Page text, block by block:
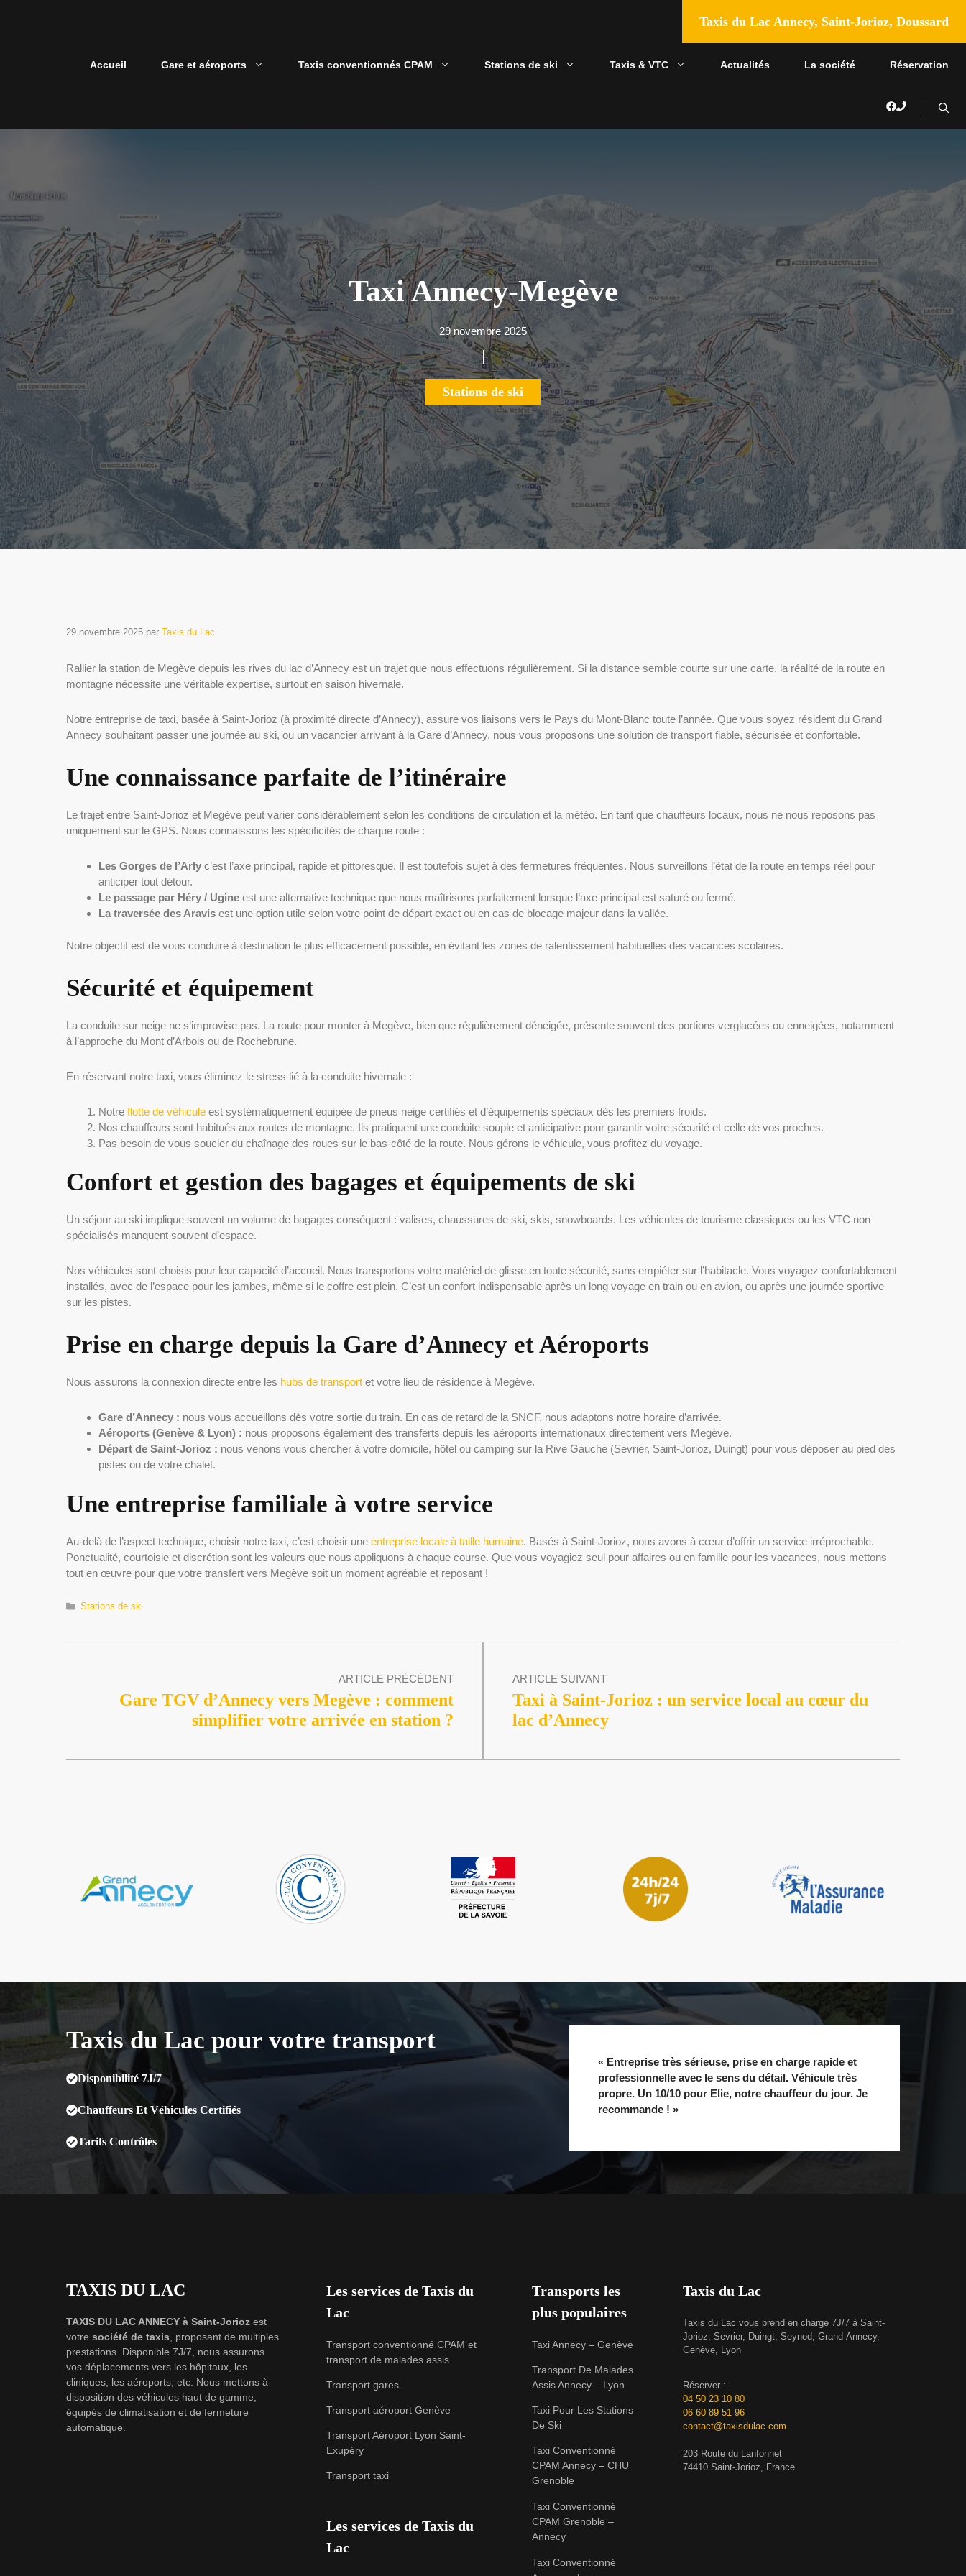
Taxis du Lac Annecy, Saint-Jorioz, Doussard
Accueil Gare et aéroports Taxis conventionnés CPAM Stations de ski Taxis & VTC Actualités La société Réservation
Taxi Annecy-Megève
29 novembre 2025
Stations de ski
29 novembre 2025 par Taxis du Lac
Rallier la station de Megève depuis les rives du lac d’Annecy est un trajet que nous effectuons régulièrement. Si la distance semble courte sur une carte, la réalité de la route en
montagne nécessite une véritable expertise, surtout en saison hivernale.
Notre entreprise de taxi, basée à Saint-Jorioz (à proximité directe d’Annecy), assure vos liaisons vers le Pays du Mont-Blanc toute l’année. Que vous soyez résident du Grand
Annecy souhaitant passer une journée au ski, ou un vacancier arrivant à la Gare d’Annecy, nous vous proposons une solution de transport fiable, sécurisée et confortable.
Une connaissance parfaite de l’itinéraire
Le trajet entre Saint-Jorioz et Megève peut varier considérablement selon les conditions de circulation et la météo. En tant que chauffeurs locaux, nous ne nous reposons pas
uniquement sur le GPS. Nous connaissons les spécificités de chaque route :
Les Gorges de l’Arly c’est l’axe principal, rapide et pittoresque. Il est toutefois sujet à des fermetures fréquentes. Nous surveillons l’état de la route en temps réel pour
anticiper tout détour.
Le passage par Héry / Ugine est une alternative technique que nous maîtrisons parfaitement lorsque l’axe principal est saturé ou fermé.
La traversée des Aravis est une option utile selon votre point de départ exact ou en cas de blocage majeur dans la vallée.
Notre objectif est de vous conduire à destination le plus efficacement possible, en évitant les zones de ralentissement habituelles des vacances scolaires.
Sécurité et équipement
La conduite sur neige ne s’improvise pas. La route pour monter à Megève, bien que régulièrement déneigée, présente souvent des portions verglacées ou enneigées, notamment
à l’approche du Mont d’Arbois ou de Rochebrune.
En réservant notre taxi, vous éliminez le stress lié à la conduite hivernale :
Notre flotte de véhicule est systématiquement équipée de pneus neige certifiés et d’équipements spéciaux dès les premiers froids.
Nos chauffeurs sont habitués aux routes de montagne. Ils pratiquent une conduite souple et anticipative pour garantir votre sécurité et celle de vos proches.
Pas besoin de vous soucier du chaînage des roues sur le bas-côté de la route. Nous gérons le véhicule, vous profitez du voyage.
Confort et gestion des bagages et équipements de ski
Un séjour au ski implique souvent un volume de bagages conséquent : valises, chaussures de ski, skis, snowboards. Les véhicules de tourisme classiques ou les VTC non
spécialisés manquent souvent d’espace.
Nos véhicules sont choisis pour leur capacité d’accueil. Nous transportons votre matériel de glisse en toute sécurité, sans empiéter sur l’habitacle. Vous voyagez confortablement
installés, avec de l’espace pour les jambes, même si le coffre est plein. C’est un confort indispensable après un long voyage en train ou en avion, ou après une journée sportive
sur les pistes.
Prise en charge depuis la Gare d’Annecy et Aéroports
Nous assurons la connexion directe entre les hubs de transport et votre lieu de résidence à Megève.
Gare d’Annecy : nous vous accueillons dès votre sortie du train. En cas de retard de la SNCF, nous adaptons notre horaire d’arrivée.
Aéroports (Genève & Lyon) : nous proposons également des transferts depuis les aéroports internationaux directement vers Megève.
Départ de Saint-Jorioz : nous venons vous chercher à votre domicile, hôtel ou camping sur la Rive Gauche (Sevrier, Saint-Jorioz, Duingt) pour vous déposer au pied des
pistes ou de votre chalet.
Une entreprise familiale à votre service
Au-delà de l’aspect technique, choisir notre taxi, c’est choisir une entreprise locale à taille humaine. Basés à Saint-Jorioz, nous avons à cœur d’offrir un service irréprochable.
Ponctualité, courtoisie et discrétion sont les valeurs que nous appliquons à chaque course. Que vous voyagiez seul pour affaires ou en famille pour les vacances, nous mettons
tout en œuvre pour que votre transfert vers Megève soit un moment agréable et reposant !
Catégories
Stations de ski
ARTICLE PRÉCÉDENT
Gare TGV d’Annecy vers Megève : comment
simplifier votre arrivée en station ?
ARTICLE SUIVANT
Taxi à Saint-Jorioz : un service local au cœur du
lac d’Annecy
Taxis du Lac pour votre transport
Disponibilité 7J/7
Chauffeurs Et Véhicules Certifiés
Tarifs Contrôlés
« Entreprise très sérieuse, prise en charge rapide et
professionnelle avec le sens du détail. Véhicule très
propre. Un 10/10 pour Elie, notre chauffeur du jour. Je
recommande ! »
TAXIS DU LAC
TAXIS DU LAC ANNECY à Saint-Jorioz est
votre société de taxis, proposant de multiples
prestations. Disponible 7J/7, nous assurons
vos déplacements vers les hôpitaux, les
cliniques, les aéroports, etc. Nous mettons à
disposition des véhicules haut de gamme,
équipés de climatisation et de fermeture
automatique.
Les services de Taxis du
Lac
Transport conventionné CPAM et
transport de malades assis
Transport gares
Transport aéroport Genève
Transport Aéroport Lyon Saint-
Exupéry
Transport taxi
Les services de Taxis du
Lac
Transports les
plus populaires
Taxi Annecy – Genève
Transport De Malades
Assis Annecy – Lyon
Taxi Pour Les Stations
De Ski
Taxi Conventionné
CPAM Annecy – CHU
Grenoble
Taxi Conventionné
CPAM Grenoble –
Annecy
Taxi Conventionné
Taxis du Lac
Taxis du Lac vous prend en charge 7J/7 à Saint-
Jorioz, Sevrier, Duingt, Seynod, Grand-Annecy,
Genève, Lyon
Réserver :
04 50 23 10 80
06 60 89 51 96
contact@taxisdulac.com
203 Route du Lanfonnet
74410 Saint-Jorioz, France